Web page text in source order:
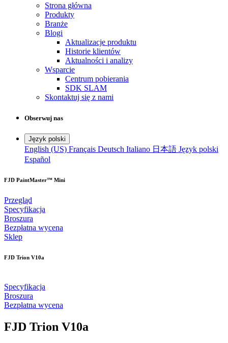
Strona główna
Produkty
Branże
Blogi
Aktualizacje produktu
Historie klientów
Aktualności i analizy
Wsparcie
Centrum pobierania
SDK SLAM
Skontaktuj się z nami
Obserwuj nas
Język polski
English (US) Français Deutsch Italiano 日本語 Język polski
Español
FJD PaintMaster™ Mini
Przegląd
Specyfikacja
Broszura
Bezpłatna wycena
Sklep
FJD Trion V10a
Specyfikacja
Broszura
Bezpłatna wycena
FJD Trion V10a